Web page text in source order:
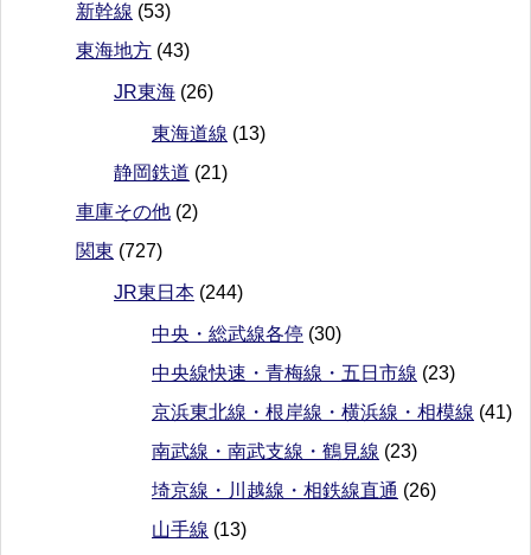
新幹線 (53)
東海地方 (43)
JR東海 (26)
東海道線 (13)
静岡鉄道 (21)
車庫その他 (2)
関東 (727)
JR東日本 (244)
中央・総武線各停 (30)
中央線快速・青梅線・五日市線 (23)
京浜東北線・根岸線・横浜線・相模線 (41)
南武線・南武支線・鶴見線 (23)
埼京線・川越線・相鉄線直通 (26)
山手線 (13)